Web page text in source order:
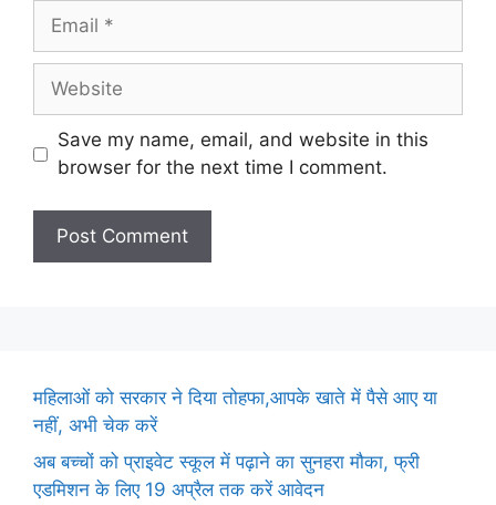
Email
Website
Save my name, email, and website in this
browser for the next time I comment.
महिलाओं को सरकार ने दिया तोहफा,आपके खाते में पैसे आए या
नहीं, अभी चेक करें
अब बच्चों को प्राइवेट स्कूल में पढ़ाने का सुनहरा मौका, फ्री
एडमिशन के लिए 19 अप्रैल तक करें आवेदन